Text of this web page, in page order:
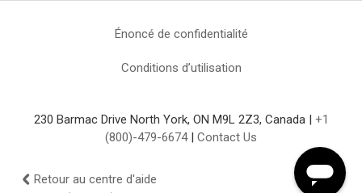
Énoncé de confidentialité
Conditions d’utilisation
230 Barmac Drive North York, ON M9L 2Z3, Canada | +1
(800)-479-6674| Contact Us
Retour au centre d'aide